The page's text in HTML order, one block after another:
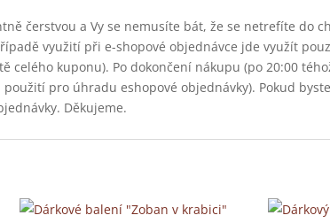
čerstvou a Vy se nemusíte bát, že se netrefíte do
využití při e-shopové objednávce jde využít
kuponu). Po dokončení nákupu (po 20:00
pro úhradu eshopové objednávky). Pokud
Děkujeme.